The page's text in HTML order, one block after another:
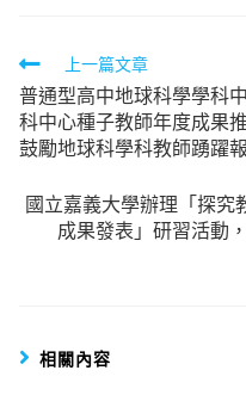
Read
more
articles
上一篇文章
普通型高中地球科學學科
科中心種子教師年度成果
鼓勵地球科學科教師踴躍
國立嘉義大學辦理「探究
成果發表」研習活動
相關內容